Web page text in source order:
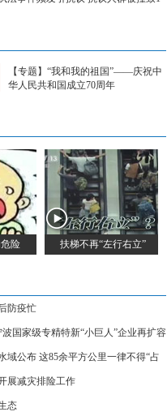
【专题】“我和我的祖国”——庆祝中
华人民共和国成立70周年
险 扶梯不再“左行右立”
防疫忙
国家级专精特新“小巨人”企业再扩容
域公布 这85余平方公里一律不得“占
展减灾排险工作
态